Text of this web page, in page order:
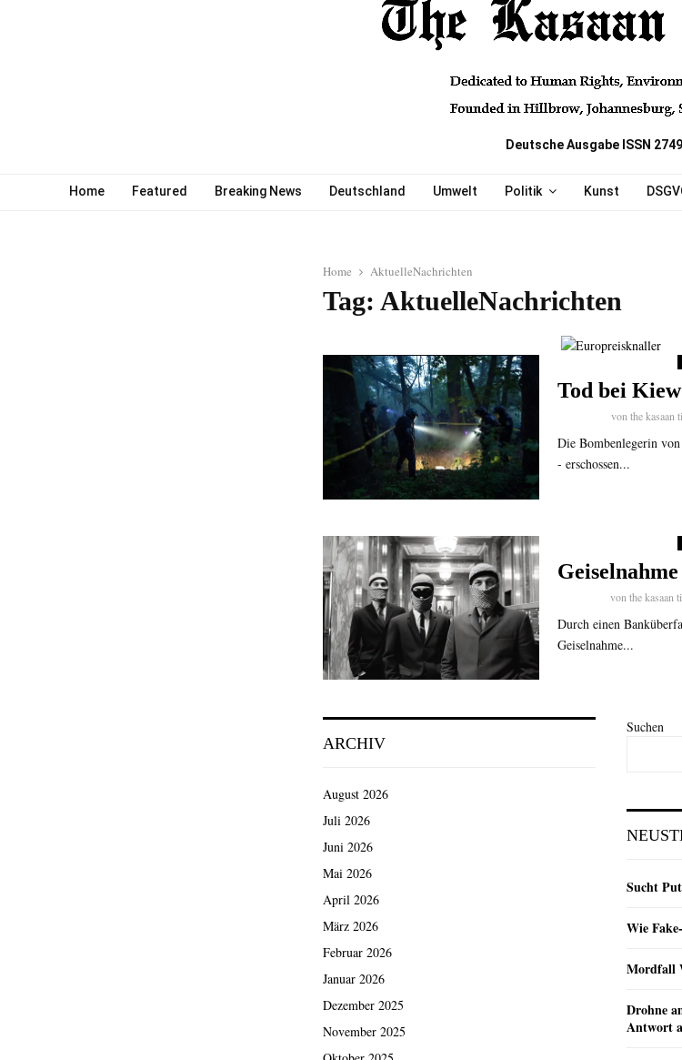
Deutsche Ausgabe ISSN
Home Featured Breaking News Deutschland Umwelt Politik Kunst
Home AktuelleNachrichten
Tag: AktuelleNachrichten
Tod bei Kiew
vonthe kasaan
Die Bombenlegerin
- erschossen...
von the kasaan
Durch einen
Geiselnahme...
ARCHIV
August 2026
Juli 2026
Juni 2026
Mai 2026
April 2026
März 2026
Februar 2026
Januar 2026
Dezember 2025
November 2025
Suchen
Sucht
Wie
Mordfall
Drohne
Antwort